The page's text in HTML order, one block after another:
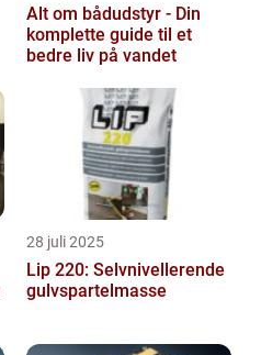
Alt om bådudstyr - Din
komplette guide til et
bedre liv på vandet
28 juli 2025
Lip 220: Selvnivellerende
gulvspartelmasse